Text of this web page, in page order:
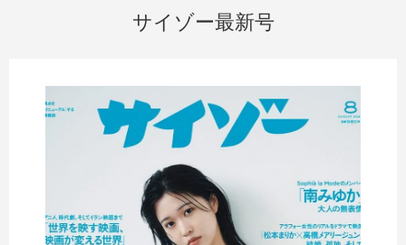
サイゾー最新号